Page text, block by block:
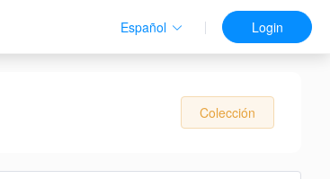
Español Login
Colección